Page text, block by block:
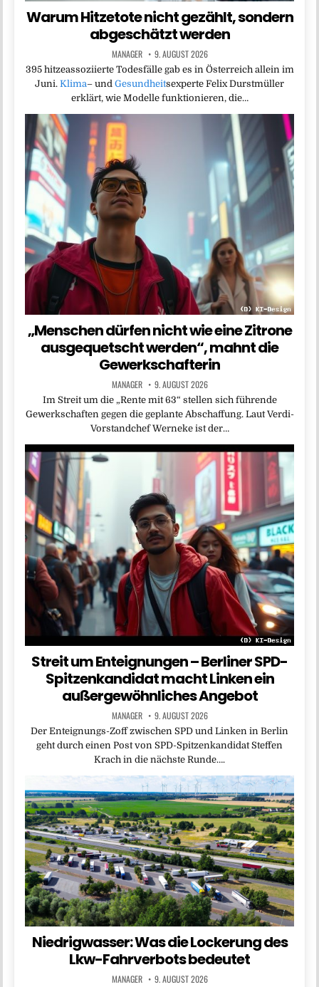
Warum Hitzetote nicht gezählt, sondern
abgeschätzt werden
MANAGER 9. AUGUST 2026
395 hitzeassoziierte Todesfälle gab es in Österreich allein im
Juni. Klima– und Gesundheitsexperte Felix Durstmüller
erklärt, wie Modelle funktionieren, die…
„Menschen dürfen nicht wie eine Zitrone
ausgequetscht werden“, mahnt die
Gewerkschafterin
MANAGER 9. AUGUST 2026
Im Streit um die „Rente mit 63“ stellen sich führende
Gewerkschaften gegen die geplante Abschaffung. Laut Verdi-
Vorstandchef Werneke ist der…
Streit um Enteignungen – Berliner SPD-
Spitzenkandidat macht Linken ein
außergewöhnliches Angebot
MANAGER 9. AUGUST 2026
Der Enteignungs-Zoff zwischen SPD und Linken in Berlin
geht durch einen Post von SPD-Spitzenkandidat Steffen
Krach in die nächste Runde….
Niedrigwasser: Was die Lockerung des
Lkw-Fahrverbots bedeutet
MANAGER 9. AUGUST 2026